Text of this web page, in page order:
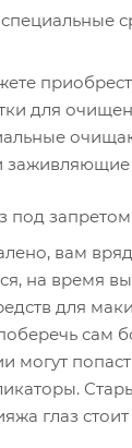
для
под запретом
вам
на время
для
сам
могут
глаз